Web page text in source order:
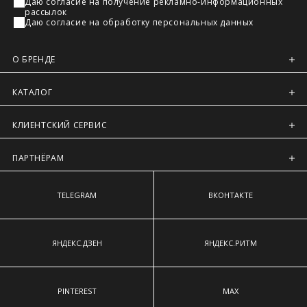
рассылок
Даю согласие на обработку персональных данных
О БРЕНДЕ
КАТАЛОГ
КЛИЕНТСКИЙ СЕРВИС
ПАРТНЁРАМ
TELEGRAM ВКОНТАКТЕ
ЯНДЕКС.ДЗЕН ЯНДЕКС.РИТМ
PINTEREST MAX
Регионы России, Московская обл., Ленинградская обл.
Предварительно на сайте через платежную систему